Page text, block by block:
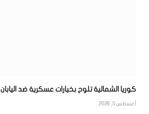
كوريا الشمالية تلوح بخيارات عسكرية ضد اليابان
أغسطس 5, 2026